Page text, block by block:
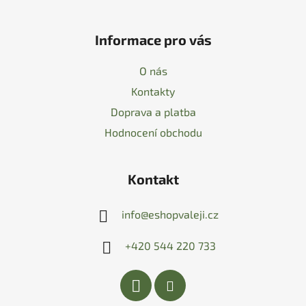
Informace pro vás
O nás
Kontakty
Doprava a platba
Hodnocení obchodu
Kontakt
info@eshopvaleji.cz
+420 544 220 733